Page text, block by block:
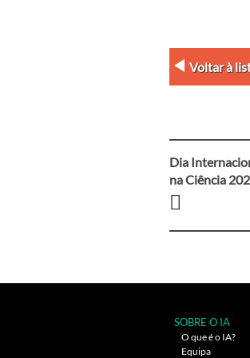
Voltar à
entre
artigos
Dia
na Ciência
SOBRE O IA
O que é o IA?
Equipa